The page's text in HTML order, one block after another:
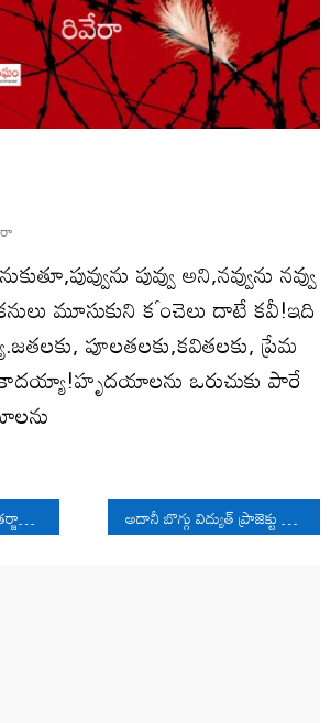
పువ్వు అని,నవ్వును నవ్వు
మూసుకుని కౕంచెలు దాటే కవీ!ఇది
పూలతలకు,కవితలకు, ప్రేమ
ఒరుచుకు పారే
అదానీ బొగ్గు విద్యుత్ ప్రాజెక్టు పై ప్రజా ప్రతిఘటన